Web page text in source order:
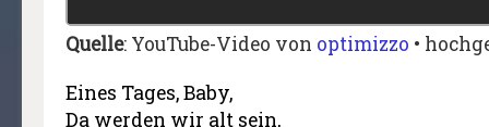
Quelle: YouTube-Video von optimizzo •
Eines Tages, Baby,
Da werden wir alt sein,